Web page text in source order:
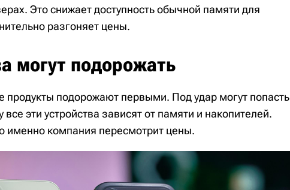
Это снижает доступность обычной памяти для
разгоняет цены.
могут подорожать
продукты подорожают первыми. Под удар могут попасть
эти устройства зависят от памяти и накопителей.
именно компания пересмотрит цены.